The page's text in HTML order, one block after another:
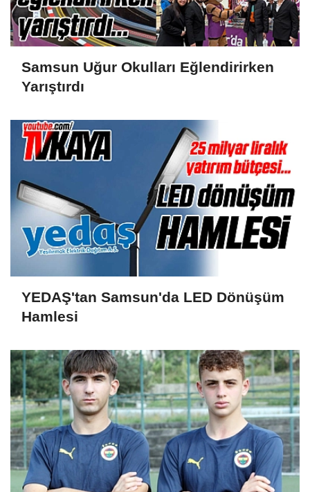
Samsun Uğur Okulları Eğlendirirken
Yarıştırdı
YEDAŞ'tan Samsun'da LED Dönüşüm
Hamlesi